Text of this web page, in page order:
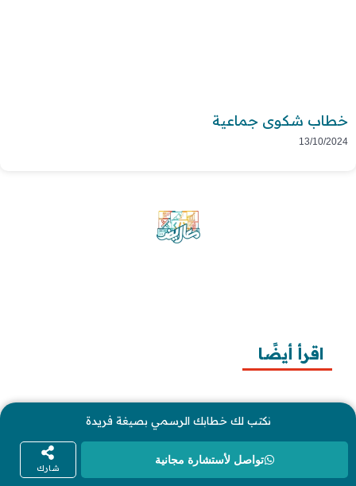
خطاب شكوى جماعية
13/10/2024
نكتب لك خطابك الرسمي بصيغة فريدة
تواصل لأستشارة مجانية
شارك
اقرأ أيضًا